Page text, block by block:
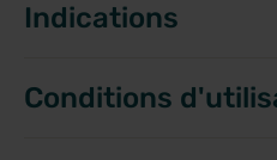
Indications
Conditions